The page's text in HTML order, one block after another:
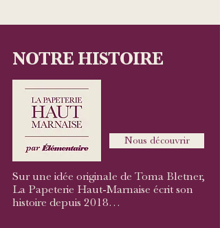
NOTRE HISTOIRE
Nous découvrir
Sur une idée originale de Toma Bletner,
La Papeterie Haut-Marnaise écrit son
histoire depuis 2018…